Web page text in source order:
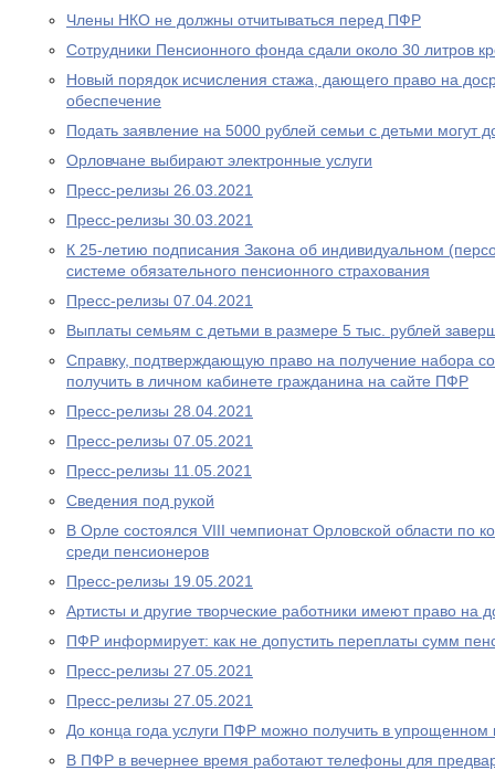
Члены НКО не должны отчитываться перед ПФР
Сотрудники Пенсионного фонда сдали около 30 литров
Новый порядок исчисления стажа, дающего право на
обеспечение
Подать заявление на 5000 рублей семьи с детьми могут
Орловчане выбирают электронные услуги
Пресс-релизы 26.03.2021
Пресс-релизы 30.03.2021
К 25-летию подписания Закона об индивидуальном
системе обязательного пенсионного страхования
Пресс-релизы 07.04.2021
Выплаты семьям с детьми в размере 5 тыс. рублей
Справку, подтверждающую право на получение набора
получить в личном кабинете гражданина на сайте ПФР
Пресс-релизы 28.04.2021
Пресс-релизы 07.05.2021
Пресс-релизы 11.05.2021
Сведения под рукой
В Орле состоялся VIII чемпионат Орловской области по
среди пенсионеров
Пресс-релизы 19.05.2021
Артисты и другие творческие работники имеют право на
ПФР информирует: как не допустить переплаты сумм
Пресс-релизы 27.05.2021
Пресс-релизы 27.05.2021
До конца года услуги ПФР можно получить в упрощенном
В ПФР в вечернее время работают телефоны для